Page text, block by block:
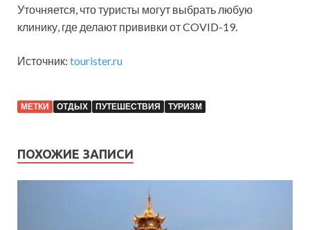
Уточняется, что туристы могут выбрать любую
клинику, где делают прививки от COVID-19.
Источник: tourister.ru
МЕТКИ ОТДЫХ ПУТЕШЕСТВИЯ ТУРИЗМ
ПОХОЖИЕ ЗАПИСИ